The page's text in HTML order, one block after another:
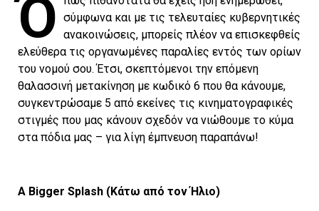
Ό σύμφωνα και με τις τελευταίες κυβερνητικές
ανακοινώσεις, μπορείς πλέον να επισκεφθείς
ελεύθερα τις οργανωμένες παραλίες εντός των ορίων
του νομού σου. Έτσι, σκεπτόμενοι την επόμενη
θαλασσινή μετακίνηση με κωδικό 6 που θα κάνουμε,
συγκεντρώσαμε 5 από εκείνες τις κινηματογραφικές
στιγμές που μας κάνουν σχεδόν να νιώθουμε το κύμα
στα πόδια μας – για λίγη έμπνευση παραπάνω!
A Bigger Splash (Κάτω από τον Ήλιο)